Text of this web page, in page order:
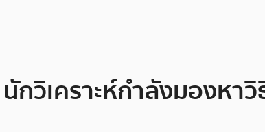
กวิเคราะห์กำลังมองหา